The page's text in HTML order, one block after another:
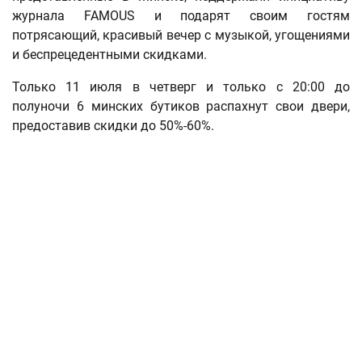
журнала FAMOUS и подарят своим гостям
потрясающий, красивый вечер с музыкой, угощениями
и беспрецедентными скидками.
Только 11 июля в четверг и только с 20:00 до
полуночи 6 минских бутиков распахнут свои двери,
предоставив скидки до 50%-60%.